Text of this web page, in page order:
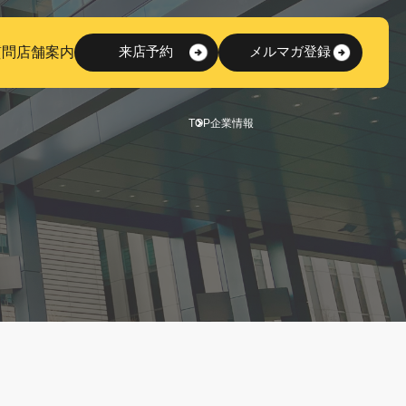
店舗案内 来店予約 メルマガ登録
TOP企業情報